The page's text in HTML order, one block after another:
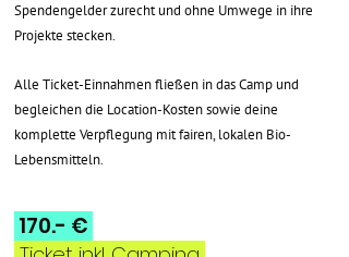
Spendengelder zurecht und ohne Umwege in ihre
Projekte stecken.
Alle Ticket-Einnahmen fließen in das Camp und
begleichen die Location-Kosten sowie deine
komplette Verpflegung mit fairen, lokalen Bio-
Lebensmitteln.
170.- €